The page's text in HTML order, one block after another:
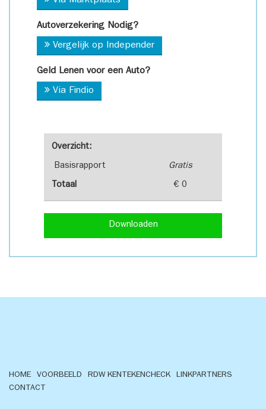
Overzicht:
Basisrapport Gratis
Totaal € 0
Downloaden
Autoverzekering Nodig?
Vergelijk op Independer
Geld Lenen voor een Auto?
Via Findio
HOME VOORBEELD RDW KENTEKENCHECK
LINKPARTNERS
CONTACT